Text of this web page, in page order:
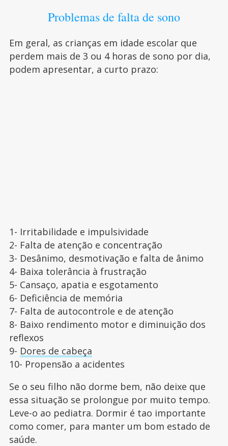
Problemas de falta de sono
Em geral, as crianças em idade escolar que
perdem mais de 3 ou 4 horas de sono por dia,
podem apresentar, a curto prazo:
1- Irritabilidade e impulsividade
2- Falta de atenção e concentração
3- Desânimo, desmotivação e falta de ânimo
4- Baixa tolerância à frustração
5- Cansaço, apatia e esgotamento
6- Deficiência de memória
7- Falta de autocontrole e de atenção
8- Baixo rendimento motor e diminuição dos
reflexos
9- Dores de cabeça
10- Propensão a acidentes
Se o seu filho não dorme bem, não deixe que
essa situação se prolongue por muito tempo.
Leve-o ao pediatra. Dormir é tao importante
como comer, para manter um bom estado de
saúde.